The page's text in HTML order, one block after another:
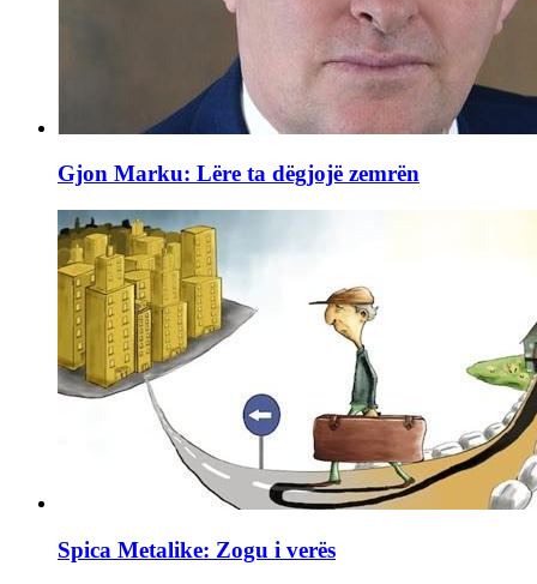
Gjon Marku: Lëre ta dëgjojë zemrën
Spica Metalike: Zogu i verës